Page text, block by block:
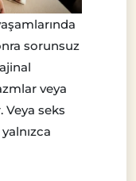
sorunsuz
veya
Veya seks